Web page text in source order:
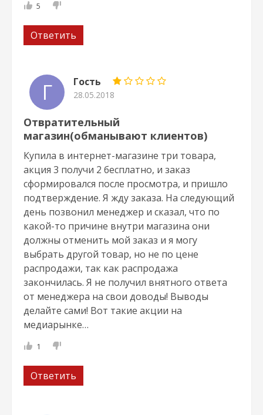
5
Ответить
Г Гость
28.05.2018
Отвратительный
магазин(обманывают клиентов)
Купила в интернет-магазине три товара,
акция 3 получи 2 бесплатно, и заказ
сформировался после просмотра, и пришло
подтверждение. Я жду заказа. На следующий
день позвонил менеджер и сказал, что по
какой-то причине внутри магазина они
должны отменить мой заказ и я могу
выбрать другой товар, но не по цене
распродажи, так как распродажа
закончилась. Я не получил внятного ответа
от менеджера на свои доводы! Выводы
делайте сами! Вот такие акции на
медиарынке…
1
Ответить